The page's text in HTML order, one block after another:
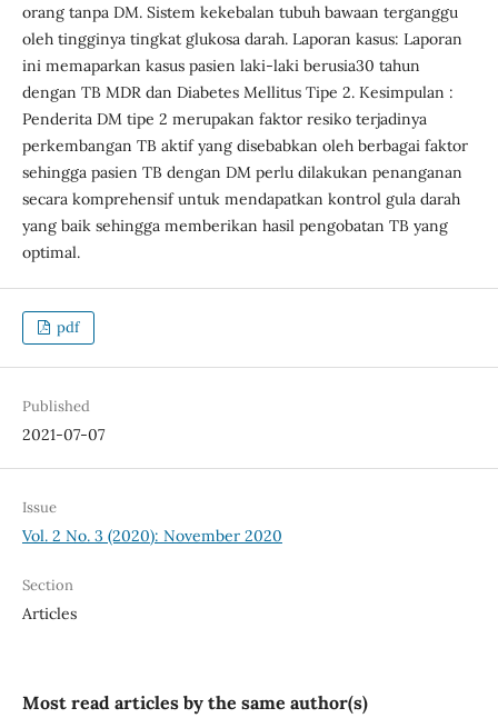
orang tanpa DM. Sistem kekebalan tubuh bawaan terganggu
oleh tingginya tingkat glukosa darah. Laporan kasus: Laporan
ini memaparkan kasus pasien laki-laki berusia30 tahun
dengan TB MDR dan Diabetes Mellitus Tipe 2. Kesimpulan :
Penderita DM tipe 2 merupakan faktor resiko terjadinya
perkembangan TB aktif yang disebabkan oleh berbagai faktor
sehingga pasien TB dengan DM perlu dilakukan penanganan
secara komprehensif untuk mendapatkan kontrol gula darah
yang baik sehingga memberikan hasil pengobatan TB yang
optimal.
pdf
Published
2021-07-07
Issue
Vol. 2 No. 3 (2020): November 2020
Section
Articles
Most read articles by the same author(s)